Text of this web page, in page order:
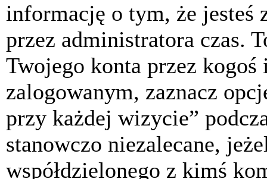
informację o tym, że jesteś
przez administratora czas.
Twojego konta przez kogoś
zalogowanym, zaznacz
przy każdej wizycie”
stanowczo niezalecane,
współdzielonego z kimś